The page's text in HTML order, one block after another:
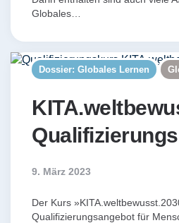
Globales…
Dossier: Globales Lernen
9. März 2023
Der Kurs
Qualifizierungsangebot für